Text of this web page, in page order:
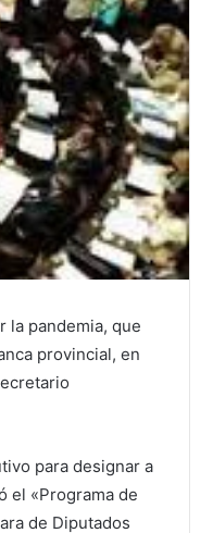
la pandemia, que
provincial, en
para designar a
el «Programa de
de Diputados